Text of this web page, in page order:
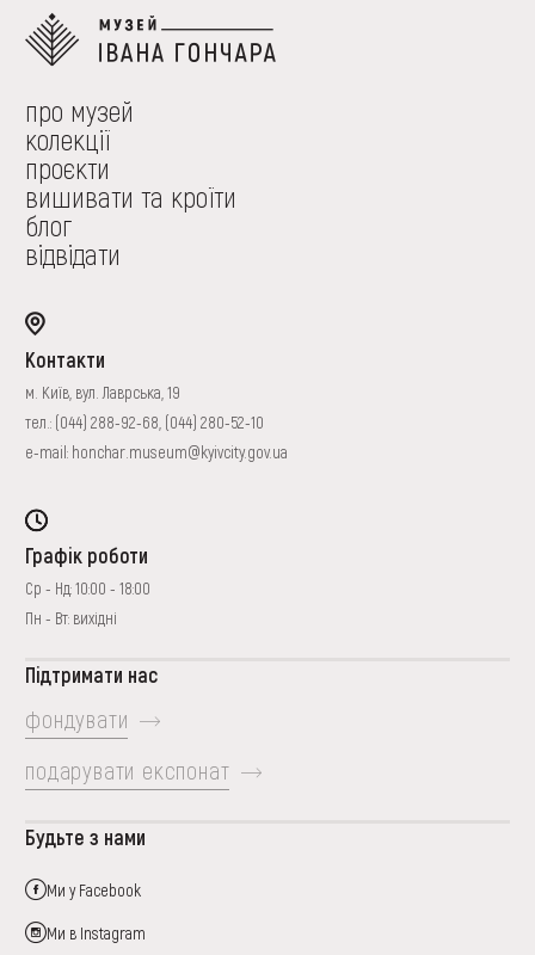
про музей
колекції
проєкти
вишивати та кроїти
блог
відвідати
Контакти
м. Київ, вул. Лаврська, 19
тел.: (044) 288-92-68 (044) 280-52-10
e-mail: honchar.museum@kyivcity.gov.ua
Графік роботи
Ср - Нд: 10:00 - 18:00
Пн - Вт: вихідні
Підтримати нас
фондувати
подарувати експонат
Будьте з нами
Ми у Facebook
Ми в Instagram